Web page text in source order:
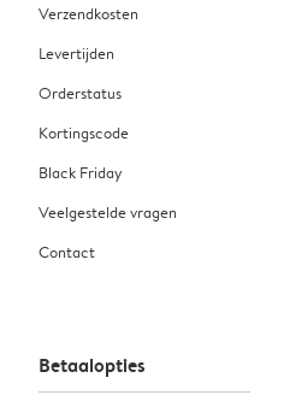
Verzendkosten
Levertijden
Orderstatus
Kortingscode
Black Friday
Veelgestelde vragen
Contact
Betaalopties